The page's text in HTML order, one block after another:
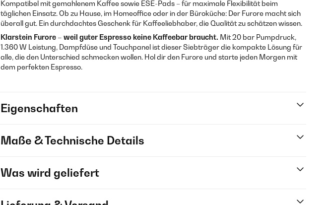
Kompatibel mit gemahlenem Kaffee sowie ESE-Pads – für maximale Flexibilität beim
täglichen Einsatz. Ob zu Hause, im Homeoffice oder in der Büroküche: Der Furore macht sich
überall gut. Ein durchdachtes Geschenk für Kaffeeliebhaber, die Qualität zu schätzen wissen.
Klarstein Furore – weil guter Espresso keine Kaffeebar braucht. Mit 20 bar Pumpdruck,
1.360 W Leistung, Dampfdüse und Touchpanel ist dieser Siebträger die kompakte Lösung für
alle, die den Unterschied schmecken wollen. Hol dir den Furore und starte jeden Morgen mit
dem perfekten Espresso.
Eigenschaften
Maße & Technische Details
Was wird geliefert